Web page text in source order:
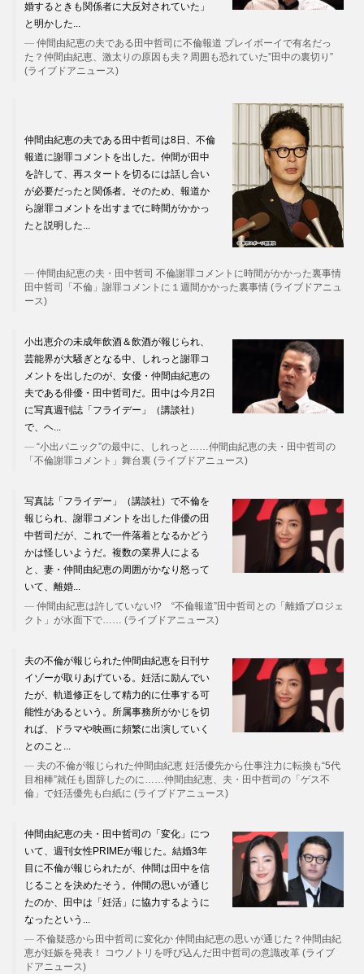
婚するときも関係者に大反対されていた」
と明かした...
仲間由紀恵の夫である田中哲司に不倫報道 プレイボーイで有名だっ
た？仲間由紀恵、激太りの原因も夫？周囲も恐れていた”田中の裏切り”
(ライブドアニュース)
仲間由紀恵の夫である田中哲司は8日、不倫
報道に謝罪コメントを出した。仲間が田中
を許して、再スタートを切るには話し合い
が必要だったと関係者。そのため、報道か
ら謝罪コメントを出すまでに時間がかかっ
たと説明した...
仲間由紀恵の夫・田中哲司 不倫謝罪コメントに時間がかかった裏事情
田中哲司「不倫」謝罪コメントに１週間かかった裏事情 (ライブドアニュ
ース)
小出恵介の未成年飲酒＆飲酒が報じられ、
芸能界が大騒ぎとなる中、しれっと謝罪コ
メントを出したのが、女優・仲間由紀恵の
夫である俳優・田中哲司だ。田中は今月2日
に写真週刊誌「フライデー」（講談社）
で、ヘ...
“小出パニック”の最中に、しれっと……仲間由紀恵の夫・田中哲司の
「不倫謝罪コメント」舞台裏 (ライブドアニュース)
写真誌「フライデー」（講談社）で不倫を
報じられ、謝罪コメントを出した俳優の田
中哲司だが、これで一件落着となるかどう
かは怪しいようだ。複数の業界人による
と、妻・仲間由紀恵の周囲がかなり怒って
いて、離婚...
仲間由紀恵は許していない!? “不倫報道”田中哲司との「離婚プロジェ
クト」が水面下で…… (ライブドアニュース)
夫の不倫が報じられた仲間由紀恵を日刊サ
イゾーが取りあげている。妊活に励んでい
たが、軌道修正をして精力的に仕事する可
能性があるという。所属事務所がかじを切
れば、ドラマや映画に頻繁に出演していく
とのこと...
夫の不倫が報じられた仲間由紀恵 妊活優先から仕事注力に転換も“5代
目相棒”就任も固辞したのに……仲間由紀恵、夫・田中哲司の「ゲス不
倫」で妊活優先も白紙に (ライブドアニュース)
仲間由紀恵の夫・田中哲司の「変化」につ
いて、週刊女性PRIMEが報じた。結婚3年
目に不倫が報じられたが、仲間は田中を信
じることを決めたそう。仲間の思いが通じ
たのか、田中は「妊活」に協力するように
なったという...
不倫疑惑から田中哲司に変化か 仲間由紀恵の思いが通じた？仲間由紀
恵が妊娠を発表！ コウノトリを呼び込んだ田中哲司の意識改革 (ライブ
ドアニュース)